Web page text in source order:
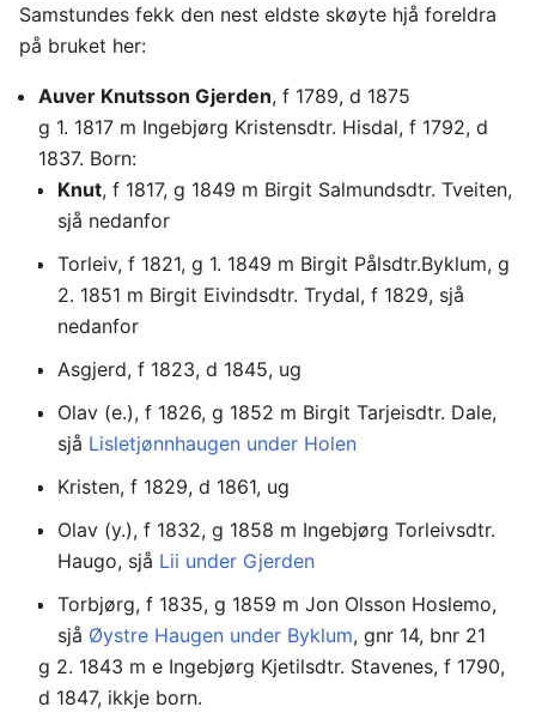
Samstundes fekk den nest eldste skøyte hjå foreldra
på bruket her:
Auver Knutsson Gjerden, f 1789, d 1875
g 1. 1817 m Ingebjørg Kristensdtr. Hisdal, f 1792, d
1837. Born:
Knut, f 1817, g 1849 m Birgit Salmundsdtr. Tveiten,
sjå nedanfor
Torleiv, f 1821, g 1. 1849 m Birgit Pålsdtr.Byklum, g
2. 1851 m Birgit Eivindsdtr. Trydal, f 1829, sjå
nedanfor
Asgjerd, f 1823, d 1845, ug
Olav (e.), f 1826, g 1852 m Birgit Tarjeisdtr. Dale,
sjå Lisletjønnhaugen under Holen
Kristen, f 1829, d 1861, ug
Olav (y.), f 1832, g 1858 m Ingebjørg Torleivsdtr.
Haugo, sjå Lii under Gjerden
Torbjørg, f 1835, g 1859 m Jon Olsson Hoslemo,
sjå Øystre Haugen under Byklum, gnr 14, bnr 21
g 2. 1843 m e Ingebjørg Kjetilsdtr. Stavenes, f 1790,
d 1847, ikkje born.